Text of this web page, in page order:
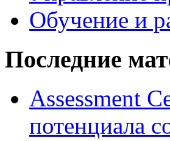
Обучение и
Последние
Assessment
потенциала